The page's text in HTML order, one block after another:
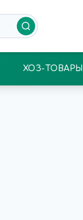
ХОЗ-ТОВАРЫ